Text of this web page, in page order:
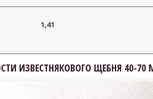
1,41
ИЗВЕСТНЯКОВОГО ЩЕБНЯ 40-70